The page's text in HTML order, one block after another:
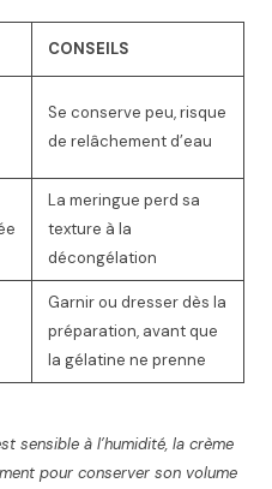
CONSEILS
Se conserve peu, risque
de relâchement d’eau
La meringue perd sa
texture à la
décongélation
Garnir ou dresser dès la
préparation, avant que
la gélatine ne prenne
sensible à l’humidité, la crème
pour conserver son volume